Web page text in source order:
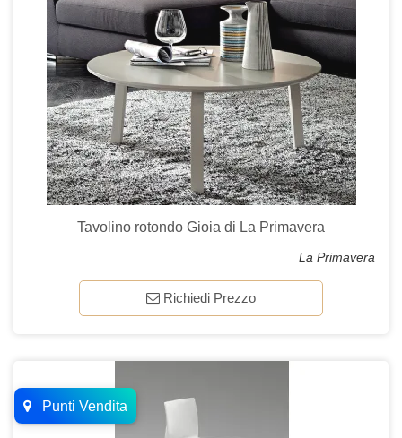
Tavolino rotondo Gioia di La Primavera
La Primavera
Richiedi Prezzo
Punti Vendita